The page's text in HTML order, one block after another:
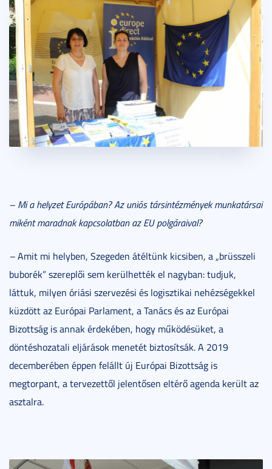
– Mi a helyzet Európában? Az uniós társintézmények munkatársai
miként maradnak kapcsolatban az EU polgáraival?
–Amit mi helyben, Szegeden átéltünk kicsiben, a „brüsszeli
buborék” szereplői sem kerülhették el nagyban: tudjuk,
láttuk, milyen óriási szervezési és logisztikai nehézségekkel
küzdött az Európai Parlament, a Tanács és az Európai
Bizottság is annak érdekében, hogy működésüket, a
döntéshozatali eljárások menetét biztosítsák. A 2019
decemberében éppen felállt új Európai Bizottság is
megtorpant, a tervezettől jelentősen eltérő agenda került az
asztalra.